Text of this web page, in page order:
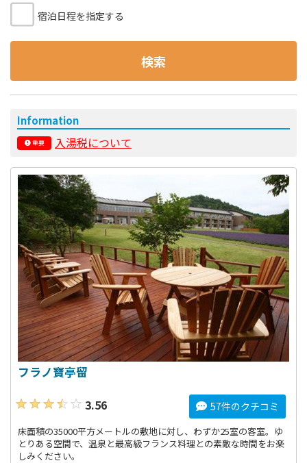
宿泊日程を指定する
検索
Information
重要 入湯税について
フラノ寶亭留
3.56
57件のクチコミ
床面積の35000平方メートルの敷地に対し、わずか25室の客室。ゆ
とりある空間で、温泉と最高級フランス料理との素敵な時間をお楽
しみください。